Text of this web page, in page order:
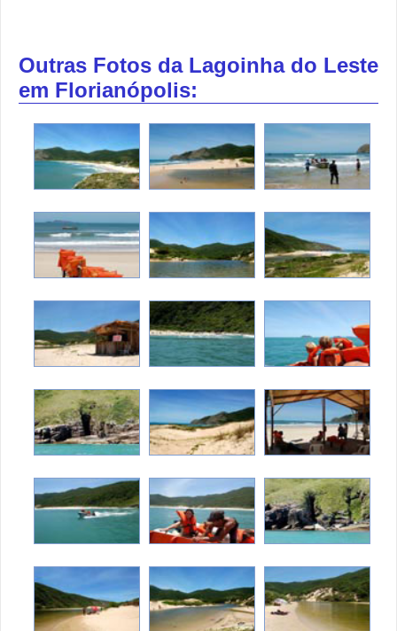
Outras Fotos da Lagoinha do Leste
em Florianópolis: